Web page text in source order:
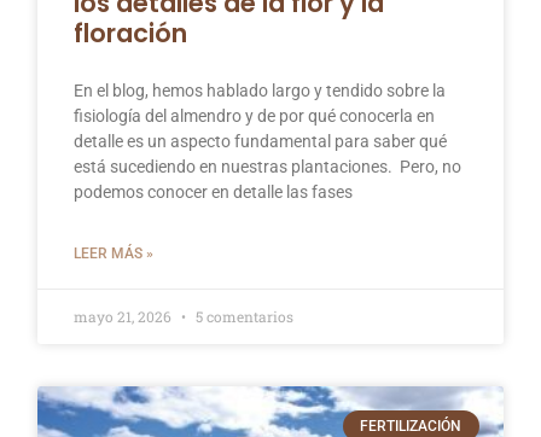
floración
En el blog, hemos hablado largo y tendido sobre la
fisiología del almendro y de por qué conocerla en
detalle es un aspecto fundamental para saber qué
está sucediendo en nuestras plantaciones. Pero, no
podemos conocer en detalle las fases
LEER MÁS »
mayo 21, 2026 5 comentarios
FERTILIZACIÓN